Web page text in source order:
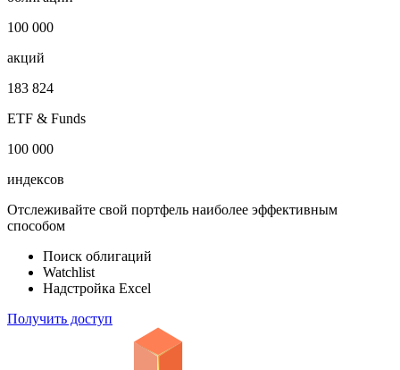
100 000
акций
183 824
ETF & Funds
100 000
индексов
Отслеживайте свой портфель наиболее эффективным
способом
Поиск облигаций
Watchlist
Надстройка Excel
Получить доступ